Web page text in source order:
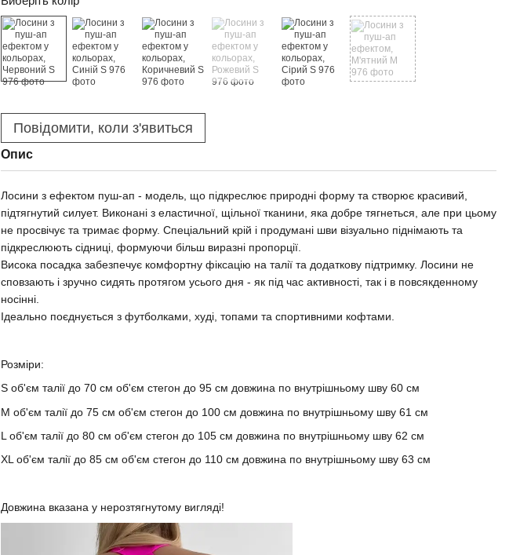
Повідомити, коли з'явиться
Опис
Лосини з ефектом пуш-ап - модель, що підкреслює природні форму та створює красивий,
підтягнутий силует. Виконані з еластичної, щільної тканини, яка добре тягнеться, але при цьому
не просвічує та тримає форму. Спеціальний крій і продумані шви візуально піднімають та
підкреслюють сідниці, формуючи більш виразні пропорції.
Висока посадка забезпечує комфортну фіксацію на талії та додаткову підтримку. Лосини не
сповзають і зручно сидять протягом усього дня - як під час активності, так і в повсякденному
носінні.
Ідеально поєднується з футболками, худі, топами та спортивними кофтами.
Розміри:
S об'єм талії до 70 см об'єм стегон до 95 см довжина по внутрішньому шву 60 см
M об'єм талії до 75 см об'єм стегон до 100 см довжина по внутрішньому шву 61 см
L об'єм талії до 80 см об'єм стегон до 105 см довжина по внутрішньому шву 62 см
ХL об'єм талії до 85 см об'єм стегон до 110 см довжина по внутрішньому шву 63 см
Довжина вказана у нерозтягнутому вигляді!